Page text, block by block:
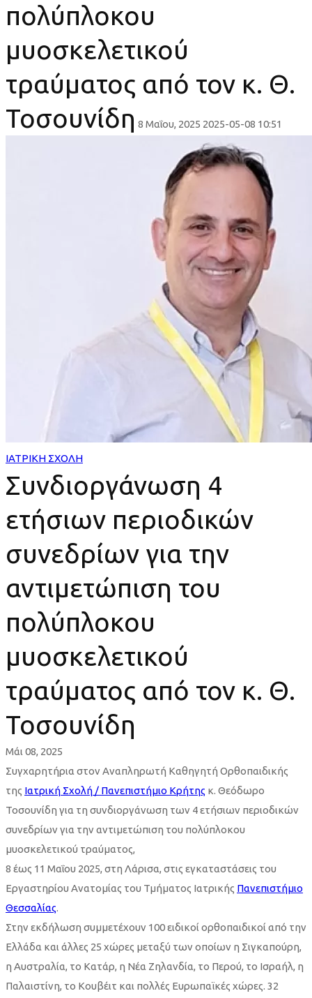
πολύπλοκου
μυοσκελετικού
τραύματος από τον κ. Θ.
Τοσουνίδη 8 Μαΐου, 2025 2025-05-08 10:51
πολύπλοκου
μυοσκελετικού
τραύματος
από
τον
κ.
Θ.
Τοσουνίδη
ΙΑΤΡΙΚΗ ΣΧΟΛΗ
Συνδιοργάνωση 4
ετήσιων περιοδικών
συνεδρίων για την
αντιμετώπιση του
πολύπλοκου
μυοσκελετικού
τραύματος από τον κ. Θ.
Τοσουνίδη
Μάι 08, 2025
Συγχαρητήρια στον Αναπληρωτή Καθηγητή Ορθοπαιδικής
της Ιατρική Σχολή / Πανεπιστήμιο Κρήτης κ. Θεόδωρο
Τοσουνίδη για τη συνδιοργάνωση των 4 ετήσιων περιοδικών
συνεδρίων για την αντιμετώπιση του πολύπλοκου
μυοσκελετικού τραύματος,
8 έως 11 Μαΐου 2025, στη Λάρισα, στις εγκαταστάσεις του
Εργαστηρίου Ανατομίας του Τμήματος Ιατρικής Πανεπιστήμιο
Θεσσαλίας.
Στην εκδήλωση συμμετέχουν 100 ειδικοί ορθοπαιδικοί από την
Ελλάδα και άλλες 25 χώρες μεταξύ των οποίων η Σιγκαπούρη,
η Αυστραλία, το Κατάρ, η Νέα Ζηλανδία, το Περού, το Ισραήλ, η
Παλαιστίνη, το Κουβέιτ και πολλές Ευρωπαϊκές χώρες. 32